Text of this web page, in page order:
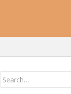
Search